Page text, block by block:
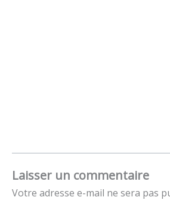
Laisser un commentaire
Votre adresse e-mail ne sera pas